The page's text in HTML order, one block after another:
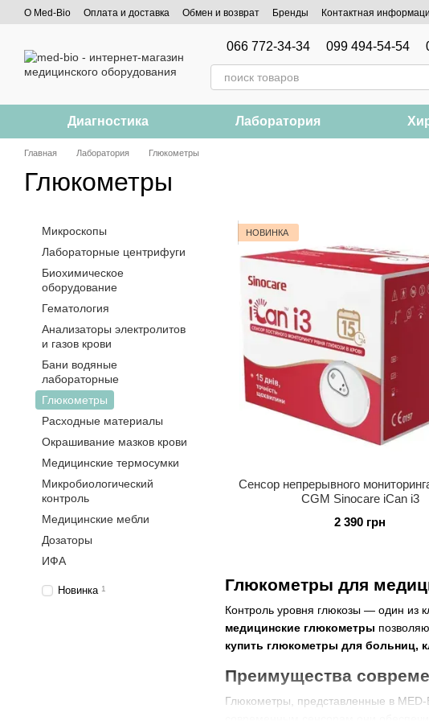
Перейти к основному контенту
О Med-Bio Оплата и доставка Обмен и возврат Бренды Контактная
066 772-34-34 099 494-54-54
Диагностика Лаборатория
Главная Лаборатория Глюкометры
Глюкометры
Глюкометры для
Контроль уровня глюкозы — один из
медицинские глюкометры
купить глюкометры для больниц,
Преимущества
Глюкометры, представленные в
НОВИНКА
Сенсор непрерывного
CGM Sinocare iCan i3
2 390 грн
Микроскопы
Лабораторные центрифуги
Биохимическое
оборудование
Гематология
Анализаторы электролитов
и газов крови
Бани водяные
лабораторные
Глюкометры
Расходные материалы
Окрашивание мазков крови
Медицинские термосумки
Микробиологический
контроль
Медицинские мебли
Дозаторы
ИФА
Новинка 1